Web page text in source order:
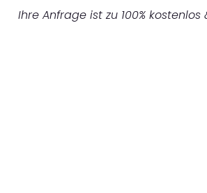
Ihre Anfrage ist zu 100%